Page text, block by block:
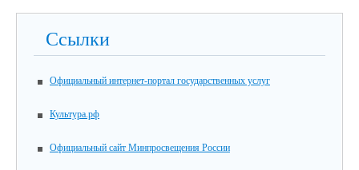
Ссылки
Официальный интернет-портал государственных услуг
Культура.рф
Официальный сайт Минпросвещения России